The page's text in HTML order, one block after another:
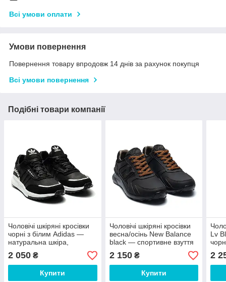
Всі умови оплати
Умови повернення
Повернення товару впродовж 14 днів за рахунок покупця
Всі умови повернення
Подібні товари компанії
Чоловічі шкіряні кросівки
чорні з білим Adidas —
натуральна шкіра,
демісезонні (весна-осінь)
2 050 ₴
Купити
Чоловічі шкіряні кросівки
весна/осінь New Balance
black — спортивне взуття
з натуральної шкіри
2 150₴
Купити
Lv
2